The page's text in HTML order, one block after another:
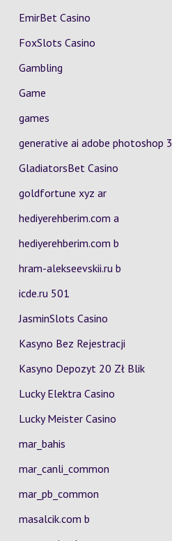
EmirBet Casino
FoxSlots Casino
Gambling
Game
games
generative ai adobe photoshop 3
GladiatorsBet Casino
goldfortune xyz ar
hediyerehberim.com a
hediyerehberim.com b
hram-alekseevskii.ru b
icde.ru 501
JasminSlots Casino
Kasyno Bez Rejestracji
Kasyno Depozyt 20 Zł Blik
Lucky Elektra Casino
Lucky Meister Casino
mar_bahis
mar_canli_common
mar_pb_common
masalcik.com b